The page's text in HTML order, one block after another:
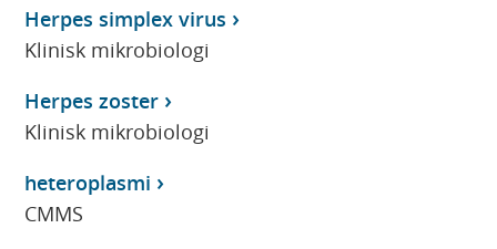
Herpes simplex virus
Klinisk mikrobiologi
Herpes zoster
Klinisk mikrobiologi
heteroplasmi
CMMS